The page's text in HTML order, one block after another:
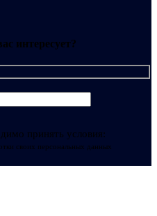
интересует?
принять условия:
своих персональных данных